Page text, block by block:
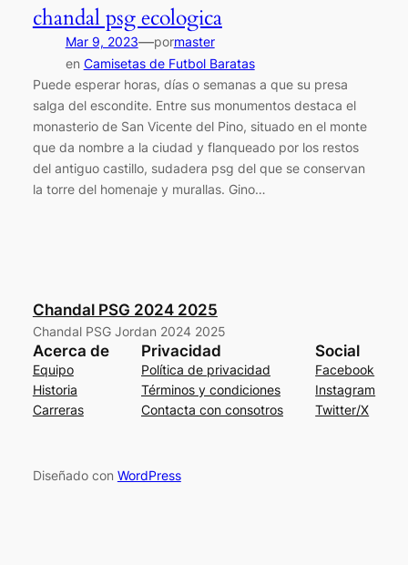
chandal psg ecologica
Mar 9, 2023—pormaster
en Camisetas de Futbol Baratas
Puede esperar horas, días o semanas a que su presa
salga del escondite. Entre sus monumentos destaca el
monasterio de San Vicente del Pino, situado en el monte
que da nombre a la ciudad y flanqueado por los restos
del antiguo castillo, sudadera psg del que se conservan
la torre del homenaje y murallas. Gino…
Chandal PSG 2024 2025
Chandal PSG Jordan 2024 2025
Acerca de
Equipo
Historia
Carreras
Privacidad
Política de privacidad
Términos y condiciones
Contacta con consotros
Social
Facebook
Instagram
Twitter/X
Diseñado con WordPress